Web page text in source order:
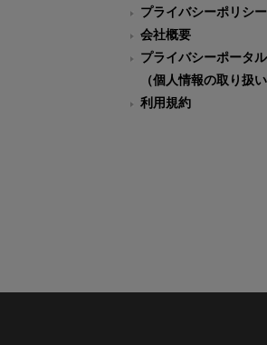
プライバシーポリシー
会社概要
プライバシーポータル
（個人情報の取り扱
利用規約